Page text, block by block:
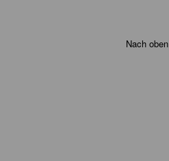
Nach oben